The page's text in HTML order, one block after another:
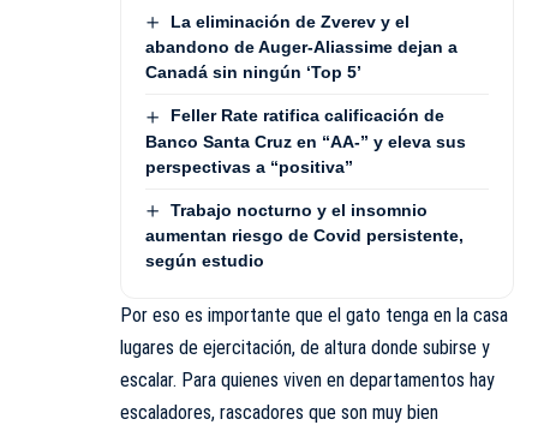
La eliminación de Zverev y el
abandono de Auger-Aliassime dejan a
Canadá sin ningún ‘Top 5’
Feller Rate ratifica calificación de
Banco Santa Cruz en “AA-” y eleva sus
perspectivas a “positiva”
Trabajo nocturno y el insomnio
aumentan riesgo de Covid persistente,
según estudio
Por eso es importante que el gato tenga en la casa
lugares de ejercitación, de altura donde subirse y
escalar. Para quienes viven en departamentos hay
escaladores, rascadores que son muy bien